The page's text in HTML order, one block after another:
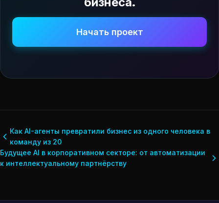
Начать проект
Как AI-агенты превратили бизнес из одного человека в
команду из 20
Будущее AI в корпоративном секторе: от автоматизации
к интеллектуальному партнёрству